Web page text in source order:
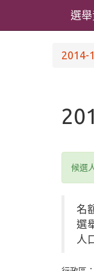
選
2014-
候選
名
選
人